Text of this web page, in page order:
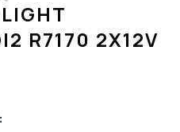
R7170 2X12V